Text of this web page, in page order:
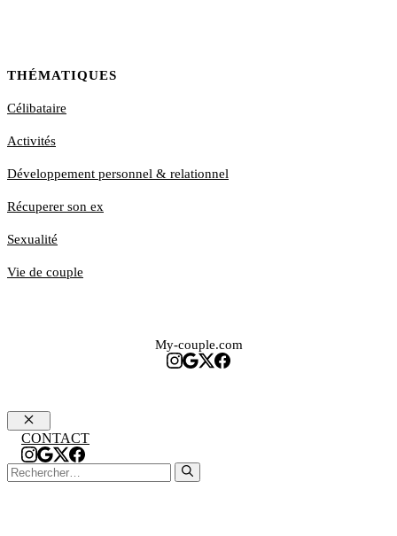
THÉMATIQUES
Célibataire
Activités
Développement personnel & relationnel
Récuperer son ex
Sexualité
Vie de couple
My-couple.com
Fermer
CONTACT
Rechercher :